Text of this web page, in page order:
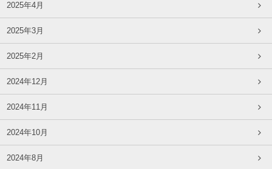
2025年4月
2025年3月
2025年2月
2024年12月
2024年11月
2024年10月
2024年8月